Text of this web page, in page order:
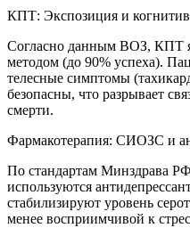
КПТ: Экспозиция и
Согласно данным ВОЗ, КПТ
методом (до 90% успеха).
телесные симптомы
безопасны, что разрывает
смерти.
Фармакотерапия: СИОЗС и
По стандартам Минздрава
используются
стабилизируют уровень
менее восприимчивой к